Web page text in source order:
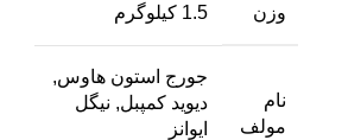
وزن 1.5 کیلوگرم
نام
مولف
جورج استون هاوس,
دیوید کمپبل, نیگل
ایوانز